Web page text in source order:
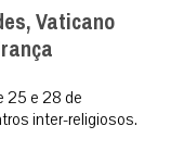
Vaticano
25 e 28 de
inter-religiosos.